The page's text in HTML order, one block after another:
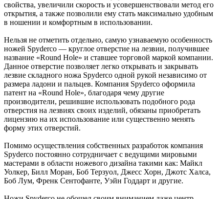
свойства, увеличили скорость и усовершенствовали метод его
открытия, а также позволили ему стать максимально удобным
в ношении и комфортным в использовании.
Нельзя не отметить отдельно, самую узнаваемую особенность
ножей Spyderco — круглое отверстие на лезвии, получившее
название «Round Hole» и ставшее торговой маркой компании.
Данное отверстие позволяет легко открывать и закрывать
лезвие складного ножа Spyderco одной рукой независимо от
размера ладони и пальцев. Компания Spyderco оформила
патент на «Round Hole», благодаря чему другие
производители, решившие использовать подобного рода
отверстия на лезвиях своих изделий, обязаны приобретать
лицензию на их использование или существенно менять
форму этих отверстий.
Помимо осуществления собственных разработок компания
Spyderco постоянно сотрудничает с ведущими мировыми
мастерами в области ножевого дизайна такими как: Майкл
Уолкер, Билл Моран, Боб Терзуол, Джесс Хорн, Джотс Халса,
Боб Лум, Френк Сентофанте, Уэйн Годдарт и другие.